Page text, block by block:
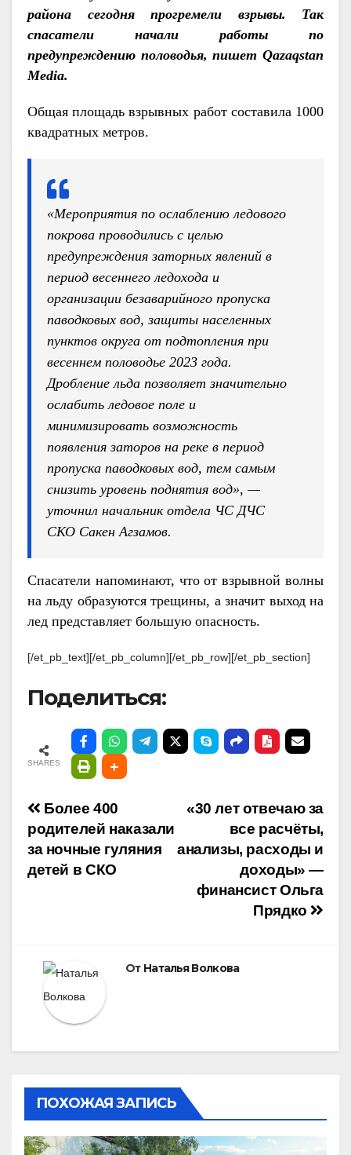
района сегодня прогремели взрывы. Так
спасатели начали работы по
предупреждению половодья, пишет Qazaqstan
Media.
Общая площадь взрывных работ составила 1000
квадратных метров.
«Мероприятия по ослаблению ледового
покрова проводились с целью
предупреждения заторных явлений в
период весеннего ледохода и
организации безаварийного пропуска
паводковых вод, защиты населенных
пунктов округа от подтопления при
весеннем половодье 2023 года.
Дробление льда позволяет значительно
ослабить ледовое поле и
минимизировать возможность
появления заторов на реке в период
пропуска паводковых вод, тем самым
снизить уровень поднятия вод», —
уточнил начальник отдела ЧС ДЧС
СКО Сакен Агзамов.
Спасатели напоминают, что от взрывной волны
на льду образуются трещины, а значит выход на
лед представляет большую опасность.
[/et_pb_text][/et_pb_column][/et_pb_row][/et_pb_section]
Поделиться:
SHARES
Навигация
по
записям
«30 лет отвечаю за
все расчёты,
анализы, расходы и
доходы» —
финансист Ольга
Прядко
Более 400
родителей наказали
за ночные гуляния
детей в СКО
От Наталья Волкова
ПОХОЖАЯ ЗАПИСЬ